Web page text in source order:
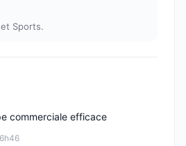
Sports.
commerciale efficace